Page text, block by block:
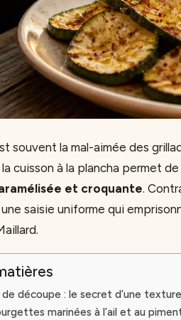
souvent la mal-aimée des
cuisson à la plancha permet
et croquante.
saisie uniforme qui
découpe : le secret d’une
marinées à l’ail et au